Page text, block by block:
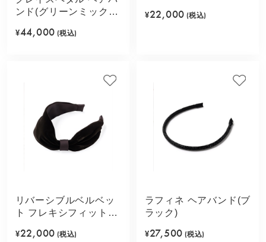
ンド(グリーンミック
¥44,000 (税込)
¥22,000 (税込)
リバーシブルベルベッ
ト フレキシフィットヘ
¥22,000 (税込)
ラフィネ ヘアバンド(ブ
ラック)
¥27,500 (税込)